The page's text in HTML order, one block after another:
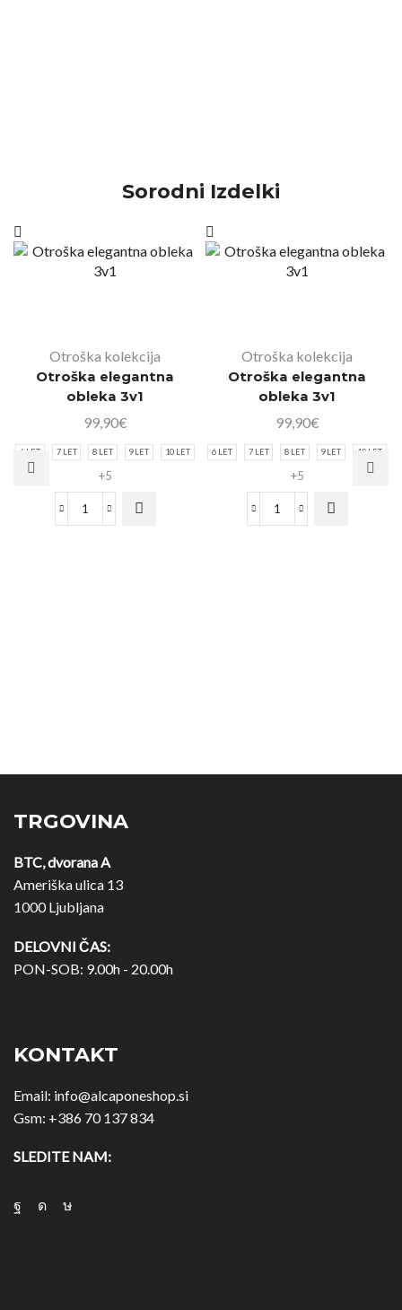
Sorodni Izdelki
Otroška kolekcija
Otroška elegantna
obleka 3v1
99,90€
6 LET 7 LET 8 LET 9 LET 10 LET
+5
Otroška kolekcija
Otroška elegantna
obleka 3v1
99,90€
6 LET 7 LET 8 LET 9 LET 10 LET
+5
TRGOVINA
BTC, dvorana A
Ameriška ulica 13
1000 Ljubljana
DELOVNI ČAS:
PON-SOB: 9.00h - 20.00h
KONTAKT
Email: info@alcaponeshop.si
Gsm: +386 70 137 834
SLEDITE NAM: